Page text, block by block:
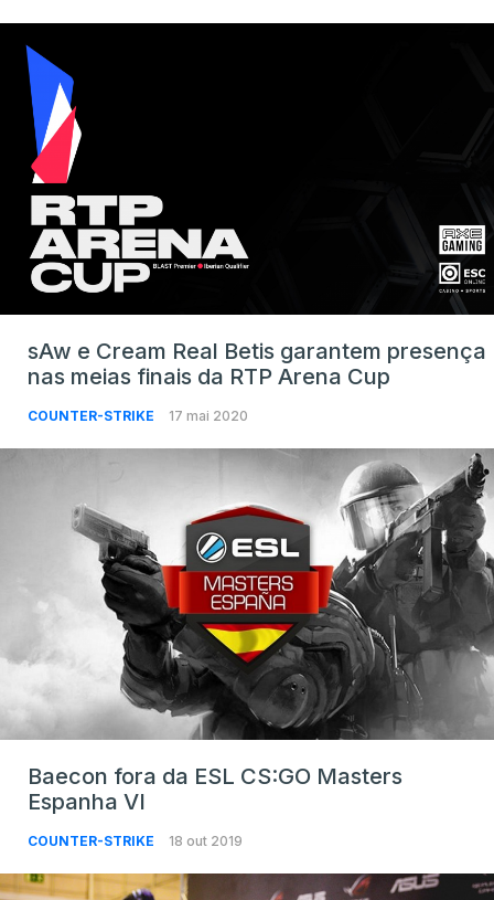
sAw e Cream Real Betis garantem presença
nas meias finais da RTP Arena Cup
COUNTER-STRIKE 17 mai 2020
Baecon fora da ESL CS:GO Masters
Espanha VI
COUNTER-STRIKE 18 out 2019